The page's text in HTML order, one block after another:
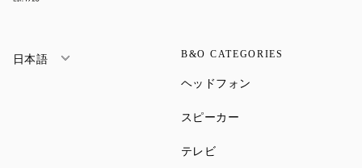
日本語 B&O CATEGORIES
ヘッドフォン
スピーカー
テレビLink Opens in New Tab